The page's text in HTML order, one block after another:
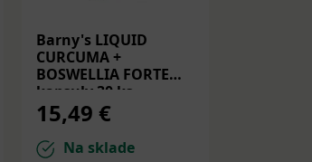
Barny's LIQUID
CURCUMA +
BOSWELLIA FORTE
kapsuly 30 ks
15,49 €
Na sklade